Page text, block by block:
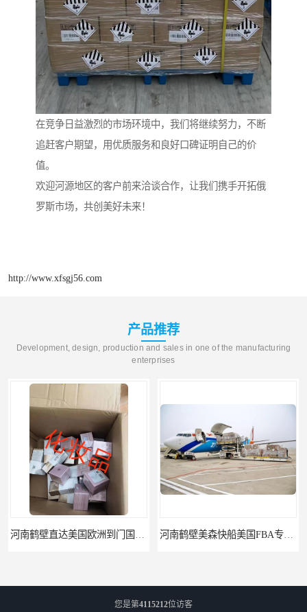
在竞争日益激烈的市场环境中，我们将继续努力，不断
追赶客户期望，用优质服务和良好口碑证明自己的价
值。
欢迎河源地区的客户前来洽谈合作，让我们携手开拓俄
罗斯市场，共创美好未来！
http://www.xfsgj56.com
产品推荐
Development, design, production and sales in one of the manufacturing
enterprises
河南鹤壁美森快船美国FBA专线海运国际物流双清包税 河南安阳欧美日加FBA空海运入仓DHL快递代理当日提取
您是第4115212位访客